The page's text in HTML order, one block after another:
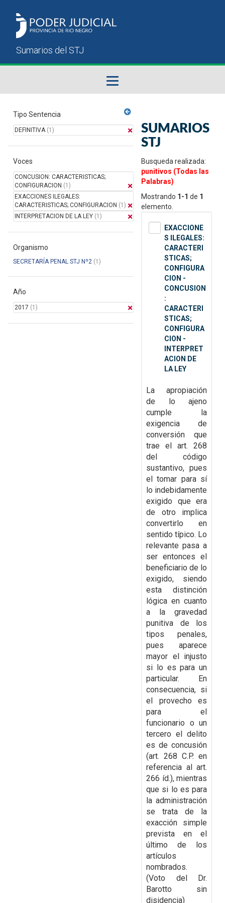
Sumarios del STJ
Manual del Usuario
Tipo Sentencia
DEFINITIVA(1)
Voces
CONCUSION: CARACTERISTICAS;
CONFIGURACION (1)
EXACCIONES ILEGALES:
CARACTERISTICAS; CONFIGURACION (1)
INTERPRETACION DE LA LEY (1)
Organismo
SECRETARÍA PENAL STJ Nº2 (1)
Año
2017 (1)
SUMARIOS
STJ
Busqueda realizada:
punitivos (Todas las
Palabras)
Mostrando 1-1 de 1
elemento.
EXACCIONE
S ILEGALES:
CARACTERI
STICAS;
CONFIGURA
CION -
CONCUSION
:
CARACTERI
STICAS;
CONFIGURA
CION -
INTERPRET
ACION DE
LA LEY
La apropiación
de lo ajeno
cumple la
exigencia de
conversión que
trae el art. 268
del código
sustantivo, pues
el tomar para sí
lo indebidamente
exigido que era
de otro implica
convertirlo en
sentido típico. Lo
relevante pasa a
ser entonces el
beneficiario de lo
exigido, siendo
esta distinción
lógica en cuanto
a la gravedad
punitiva de los
tipos penales,
pues aparece
mayor el injusto
si lo es para un
particular. En
consecuencia, si
el provecho es
para el
funcionario o un
tercero el delito
es de concusión
(art. 268 C.P. en
referencia al art.
266 íd.), mientras
que si lo es para
la administración
se trata de la
exacción simple
prevista en el
último de los
artículos
nombrados.
(Voto del Dr.
Barotto sin
disidencia)